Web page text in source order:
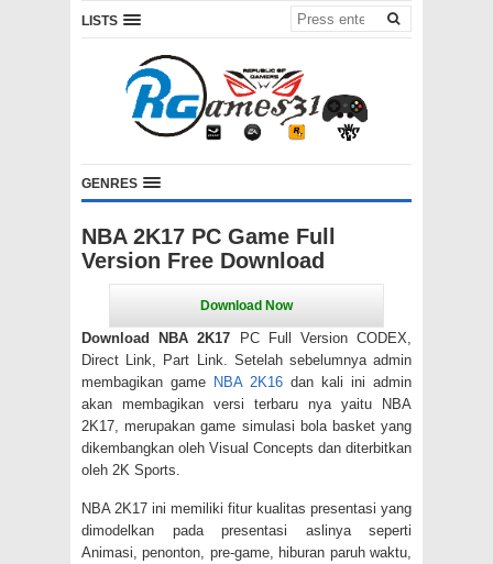
LISTS
GENRES
NBA 2K17 PC Game Full
Version Free Download
Download NBA 2K17 PC Full Version CODEX,
Direct Link, Part Link. Setelah sebelumnya admin
membagikan game NBA 2K16 dan kali ini admin
akan membagikan versi terbaru nya yaitu NBA
2K17, merupakan game simulasi bola basket yang
dikembangkan oleh Visual Concepts dan diterbitkan
oleh 2K Sports.
NBA 2K17 ini memiliki fitur kualitas presentasi yang
dimodelkan pada presentasi aslinya seperti
Animasi, penonton, pre-game, hiburan paruh waktu,